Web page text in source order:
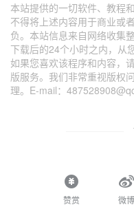
本站提供的一切软件、教程
不得将上述内容用于商业或
负。本站信息来自网络收集
下载后的24个小时之内，从
如果您喜欢该程序和内容，
版服务。我们非常重视版权
理。E-mail：
赞赏 微博